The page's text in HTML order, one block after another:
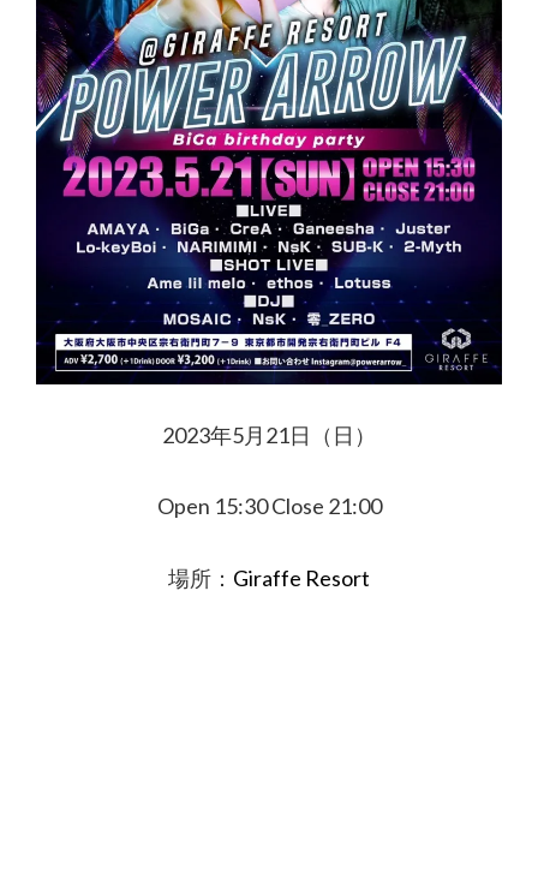
2023年5月21日（日）
Open 15:30 Close 21:00
場所： Giraffe Resort